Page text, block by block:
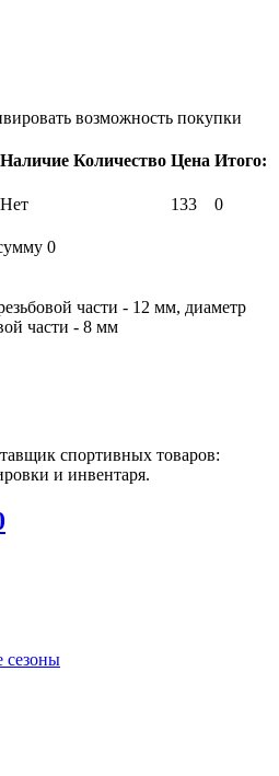
возможность покупки
Наличие Количество Цена Итого:
Нет 133 0
0
части - 12 мм, диаметр
части - 8 мм
спортивных товаров:
и инвентаря.
сезоны